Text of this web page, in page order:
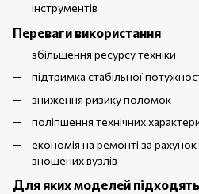
інструментів
Переваги використання
збільшення ресурсу техніки
підтримка стабільної
зниження ризику поломок
поліпшення технічних
економія на ремонті за
зношених вузлів
Для яких моделей підходять